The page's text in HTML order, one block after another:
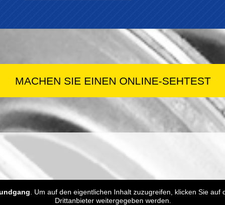
MACHEN SIE EINEN ONLINE-SEHTEST
. Um auf den eigentlichen Inhalt zuzugreifen, klicken Sie
Drittanbieter weitergegeben werden.